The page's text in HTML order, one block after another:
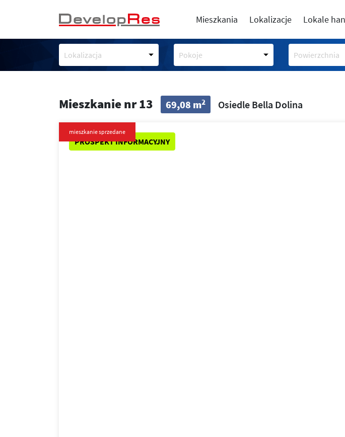
Mieszkania Lokalizacje Lokale
Lokalizacja Pokoje Powierzchnia
Mieszkanie nr 13 69,08 m2 Osiedle Bella Dolina
PROSPEKT INFORMACYJNY
mieszkanie sprzedane